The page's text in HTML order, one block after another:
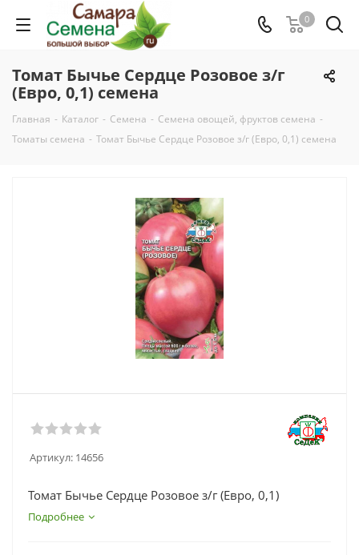
0
Томат Бычье Сердце Розовое з/г
(Евро, 0,1) семена
Главная - Каталог - Семена - Семена овощей, фруктов семена -
Томаты семена - Томат Бычье Сердце Розовое з/г (Евро, 0,1) семена
Артикул: 14656
Томат Бычье Сердце Розовое з/г (Евро, 0,1)
Подробнее